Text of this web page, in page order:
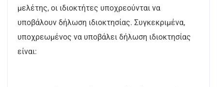
μελέτης, οι ιδιοκτήτες υποχρεούνται να
υποβάλουν δήλωση ιδιοκτησίας. Συγκεκριμένα,
υποχρεωμένος να υποβάλει δήλωση ιδιοκτησίας
είναι: